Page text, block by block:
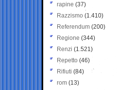
rapine (37)
Razzismo (1.410)
Referendum (200)
Regione (344)
Renzi (1.521)
Repetto (46)
Rifiuti (84)
rom (13)